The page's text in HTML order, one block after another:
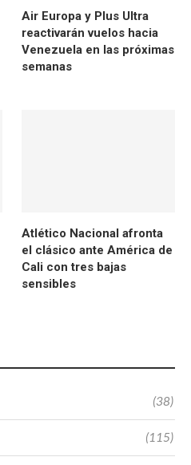
Air Europa y Plus Ultra
reactivarán vuelos hacia
Venezuela en las próximas
semanas
Atlético Nacional afronta
el clásico ante América de
Cali con tres bajas
sensibles
(38)
(115)